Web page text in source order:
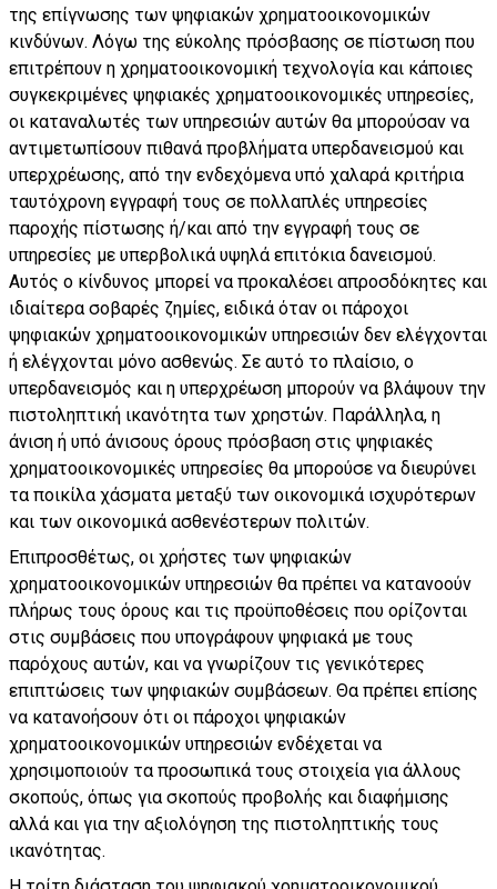
της επίγνωσης των ψηφιακών χρηματοοικονομικών
κινδύνων. Λόγω της εύκολης πρόσβασης σε πίστωση που
επιτρέπουν η χρηματοοικονομική τεχνολογία και κάποιες
συγκεκριμένες ψηφιακές χρηματοοικονομικές υπηρεσίες,
οι καταναλωτές των υπηρεσιών αυτών θα μπορούσαν να
αντιμετωπίσουν πιθανά προβλήματα υπερδανεισμού και
υπερχρέωσης, από την ενδεχόμενα υπό χαλαρά κριτήρια
ταυτόχρονη εγγραφή τους σε πολλαπλές υπηρεσίες
παροχής πίστωσης ή/και από την εγγραφή τους σε
υπηρεσίες με υπερβολικά υψηλά επιτόκια δανεισμού.
Αυτός ο κίνδυνος μπορεί να προκαλέσει απροσδόκητες και
ιδιαίτερα σοβαρές ζημίες, ειδικά όταν οι πάροχοι
ψηφιακών χρηματοοικονομικών υπηρεσιών δεν ελέγχονται
ή ελέγχονται μόνο ασθενώς. Σε αυτό το πλαίσιο, ο
υπερδανεισμός και η υπερχρέωση μπορούν να βλάψουν την
πιστοληπτική ικανότητα των χρηστών. Παράλληλα, η
άνιση ή υπό άνισους όρους πρόσβαση στις ψηφιακές
χρηματοοικονομικές υπηρεσίες θα μπορούσε να διευρύνει
τα ποικίλα χάσματα μεταξύ των οικονομικά ισχυρότερων
και των οικονομικά ασθενέστερων πολιτών.
Επιπροσθέτως, οι χρήστες των ψηφιακών
χρηματοοικονομικών υπηρεσιών θα πρέπει να κατανοούν
πλήρως τους όρους και τις προϋποθέσεις που ορίζονται
στις συμβάσεις που υπογράφουν ψηφιακά με τους
παρόχους αυτών, και να γνωρίζουν τις γενικότερες
επιπτώσεις των ψηφιακών συμβάσεων. Θα πρέπει επίσης
να κατανοήσουν ότι οι πάροχοι ψηφιακών
χρηματοοικονομικών υπηρεσιών ενδέχεται να
χρησιμοποιούν τα προσωπικά τους στοιχεία για άλλους
σκοπούς, όπως για σκοπούς προβολής και διαφήμισης
αλλά και για την αξιολόγηση της πιστοληπτικής τους
ικανότητας.